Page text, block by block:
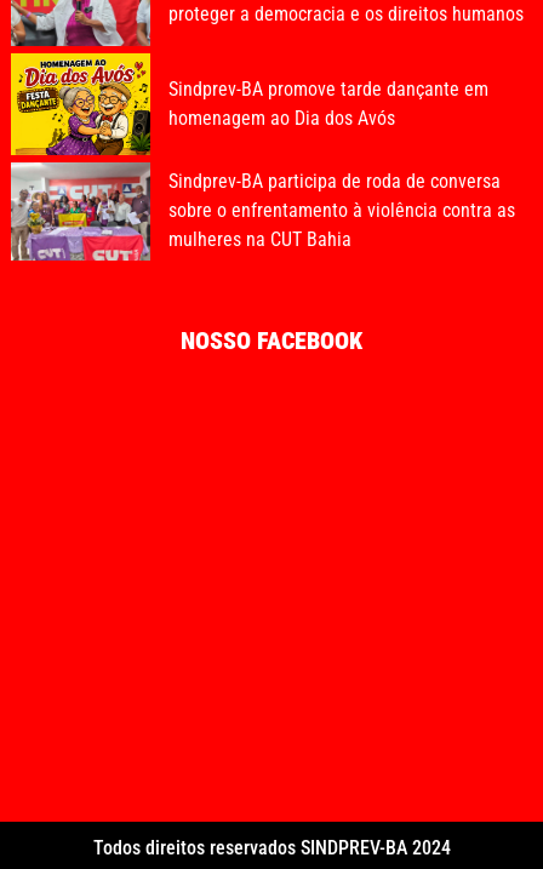
proteger a democracia e os direitos humanos
Sindprev-BA promove tarde dançante em
homenagem ao Dia dos Avós
Sindprev-BA participa de roda de conversa
sobre o enfrentamento à violência contra as
mulheres na CUT Bahia
NOSSO FACEBOOK
Todos direitos reservados SINDPREV-BA 2024